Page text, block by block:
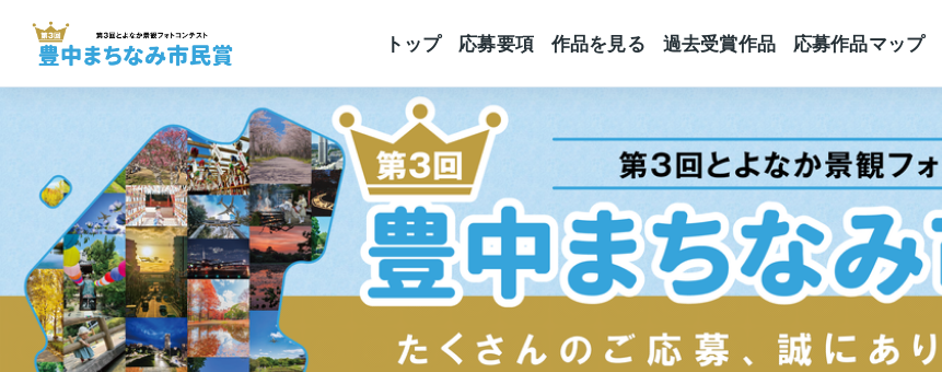
トップ 応募要項 作品を見る 過去受賞作品 応募作品マップ